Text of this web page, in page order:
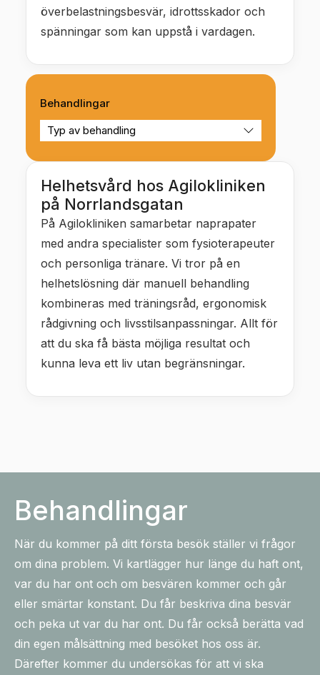
överbelastningsbesvär, idrottsskador och
spänningar som kan uppstå i vardagen.
Behandlingar
Helhetsvård hos Agilokliniken
på Norrlandsgatan
På Agilokliniken samarbetar naprapater
med andra specialister som fysioterapeuter
och personliga tränare. Vi tror på en
helhetslösning där manuell behandling
kombineras med träningsråd, ergonomisk
rådgivning och livsstilsanpassningar. Allt för
att du ska få bästa möjliga resultat och
kunna leva ett liv utan begränsningar.
Behandlingar
När du kommer på ditt första besök ställer vi frågor
om dina problem. Vi kartlägger hur länge du haft ont,
var du har ont och om besvären kommer och går
eller smärtar konstant. Du får beskriva dina besvär
och peka ut var du har ont. Du får också berätta vad
din egen målsättning med besöket hos oss är.
Därefter kommer du undersökas för att vi ska